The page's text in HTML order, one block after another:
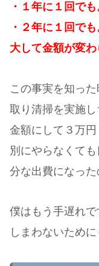
・１年に１回でも
・２年に１回でも
大して金額が変
この事実を知っ
取り清掃を実施し
金額にして３万円
別にやらなくて
分な出費になった
僕はもう手遅れ
しまわないため